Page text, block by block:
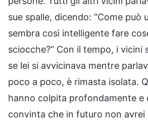
sue spalle, dicendo: “Come può
sembra così intelligente fare
sciocche?” Con il tempo, i vicini
se lei si avvicinava mentre
poco a poco, è rimasta isolata.
hanno colpita profondamente e
convinta che in futuro non avrei